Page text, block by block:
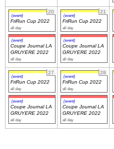
20
(event)
FriRun Cup 2022
all day
(event)
Coupe Journal LA
GRUYERE 2022
all day
21
(event)
FriRun Cup 2022
all day
(event)
Coupe Journal LA
GRUYERE 2022
all day
27
(event)
FriRun Cup 2022
all day
(event)
Coupe Journal LA
GRUYERE 2022
all day
28
(event)
FriRun Cup 2022
all day
(event)
Coupe Journal LA
GRUYERE 2022
all day